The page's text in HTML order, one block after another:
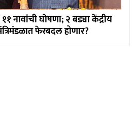
नावांची घोषणा; २ बड्या केंद्रीय
फेरबदल होणार?